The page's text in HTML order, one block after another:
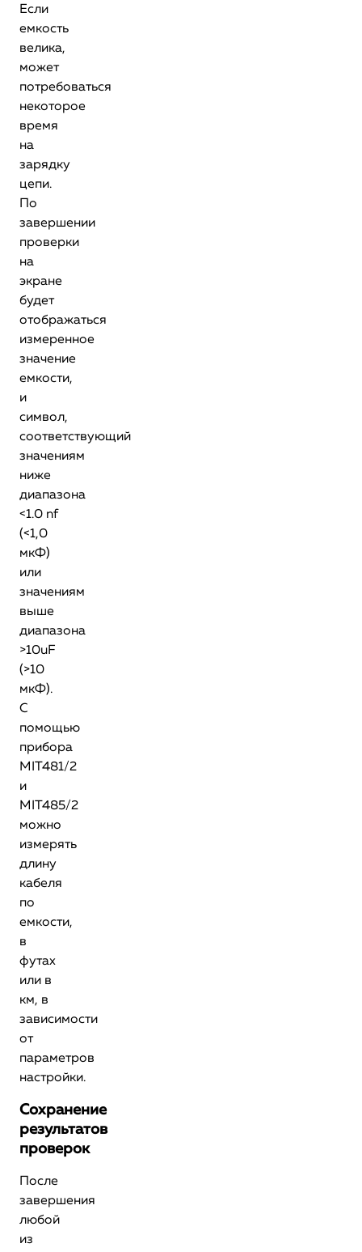
Если
емкость
велика,
может
потребоваться
некоторое
время
на
зарядку
цепи.
По
завершении
проверки
на
экране
будет
отображаться
измеренное
значение
емкости,
и
символ,
соответствующий
значениям
ниже
диапазона
<1.0 nf
(<1,0
мкФ)
или
значениям
выше
диапазона
>10uF
(>10
мкФ).
С
помощью
прибора
MIT481/2
и
MIT485/2
можно
измерять
длину
кабеля
по
емкости,
в
футах
или в
км, в
зависимости
от
параметров
настройки.
Сохранение
результатов
проверок
После
завершения
любой
из